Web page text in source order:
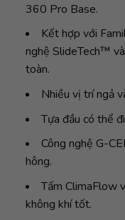
360 Pro Base.
Kết hợp với
nghệ SlideTech™
toàn.
Nhiều vị trí ngả
Tựa đầu có thể
Công nghệ G-
hông.
Tấm ClimaFlow
không khí tốt.